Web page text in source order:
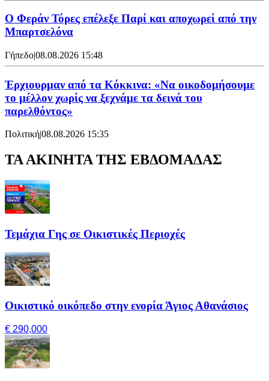
Ο Φεράν Τόρες επέλεξε Παρί και αποχωρεί από την
Μπαρτσελόνα
Γήπεδο|08.08.2026 15:48
Έρχιουρμαν από τα Κόκκινα: «Να οικοδομήσουμε
το μέλλον χωρίς να ξεχνάμε τα δεινά του
παρελθόντος»
Πολιτική|08.08.2026 15:35
ΤΑ ΑΚΙΝΗΤΑ ΤΗΣ ΕΒΔΟΜΑΔΑΣ
Τεμάχια Γης σε Οικιστικές Περιοχές
Οικιστικό οικόπεδο στην ενορία Άγιος Αθανάσιος
€ 290,000